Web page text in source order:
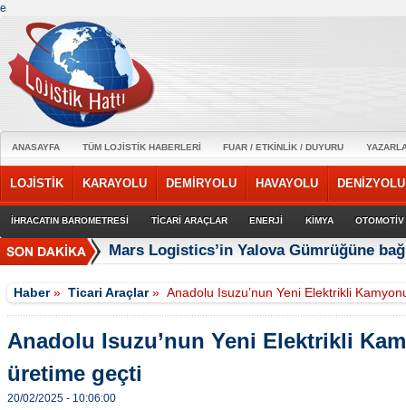
e
ANASAYFA TÜM LOJİSTİK HABERLERİ FUAR / ETKİNLİK / DUYURU
LOJİSTİK KARAYOLU DEMİRYOLU HAVAYOLU DENİZYOLU
İHRACATIN BAROMETRESİ TİCARİ ARAÇLAR ENERJİ KİMYA OTOMOTİV
Mars Logistics’in Yalova Gümrüğüne
Haber»Ticari Araçlar»Anadolu Isuzu’nun Yeni Elektrikli
Anadolu Isuzu’nun Yeni Elektrikli
üretime geçti
20/02/2025 - 10:06:00